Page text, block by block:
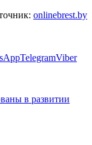
onlinebrest.by
TelegramViber
в развитии